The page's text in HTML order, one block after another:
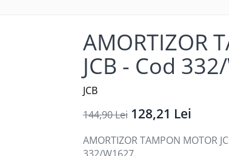
AMORTIZOR
JCB - Cod
JCB
144,90 Lei 128,21 Lei
AMORTIZOR TAMPON MOTOR